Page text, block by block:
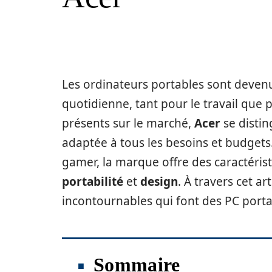
Les ordinateurs portables sont
quotidienne, tant pour le travail que
présents sur le marché, Acer se
adaptée à tous les besoins et
gamer, la marque offre des
portabilité etdesign. À travers cet
incontournables qui font des PC
Sommaire